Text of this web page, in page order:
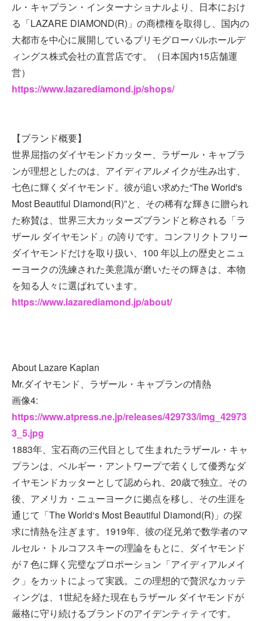
ル・キャプラン・インターナショナルより、日本におけ
る「LAZARE DIAMOND(R)」の商標権を取得し、国内の
大都市を中心に展開しているプリモグローバルホールデ
ィングス株式会社の直営店です。（日本国内15店舗運
営）
https://www.lazarediamond.jp/shops/
【ブランド概要】
世界屈指のダイヤモンドカッター、ラザール・キャプラ
ンが理想としたのは、アイディアルメイクが生み出す、
七色に輝くダイヤモンド。彼が追い求めた“The World's
Most Beautiful Diamond(R)”と、その稀有な輝きに贈られ
た称賛は、世界三大カッターズブランドと称される「ラ
ザール ダイヤモンド」の誇りです。コンフリクトフリー
ダイヤモンドだけを取り扱い、100 年以上の歴史とニュ
ーヨークの洗練された美意識が磨いたその輝きは、本物
を知る人々に選ばれています。
https://www.lazarediamond.jp/about/
About Lazare Kaplan
Mr.ダイヤモンド、ラザール・キャプランの情熱
画像4:
https://www.atpress.ne.jp/releases/429733/img_42973
3_5.jpg
1883年、宝石商の三代目として生まれたラザール・キャ
プランは、ベルギー・アントワープで若くして優秀なダ
イヤモンドカッターとして認められ、20歳で独立。その
後、アメリカ・ニューヨークに拠点を移し、その生涯を
通じて「The World‘s Most Beautiful Diamond(R)」の探
求に情熱を注ぎます。1919年、彼の従兄弟で数学者のマ
ルセル・トルコフスキーの理論をもとに、ダイヤモンド
が７色に輝く完璧なプロポーション「アイディアルメイ
ク」をカットによって実践。この理想的で贅沢なカッテ
ィングは、1世紀を経た現在もラザール ダイヤモンドが
厳格に守り続けるブランドのアイデンティティです。